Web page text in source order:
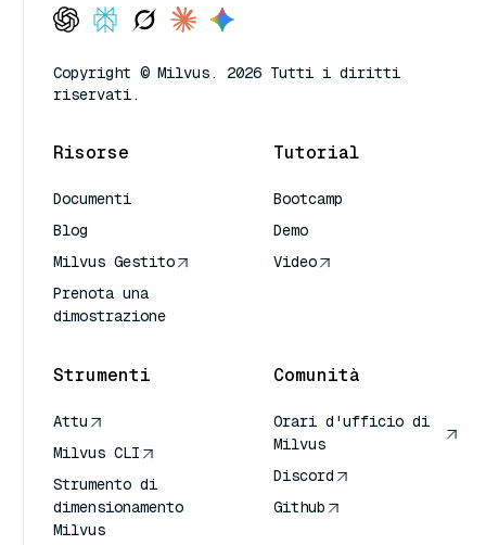
Copyright © Milvus. 2026 Tutti i diritti
riservati.
Risorse
Documenti
Blog
Milvus Gestito
Prenota una
dimostrazione
Tutorial
Bootcamp
Demo
Video
Strumenti
Attu
Milvus CLI
Strumento di
dimensionamento
Milvus
Comunità
Orari d'ufficio di
Milvus
Discord
Github